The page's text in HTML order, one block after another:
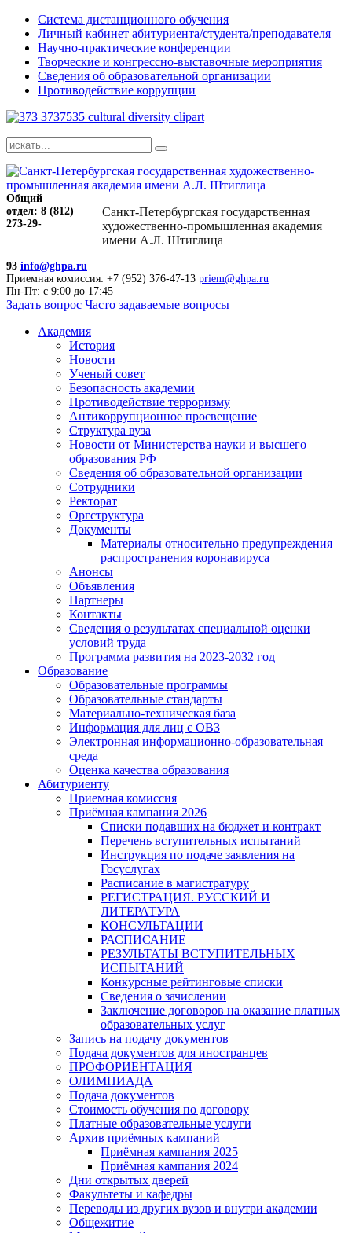
Система дистанционного обучения
Личный кабинет абитуриента/студента/преподавателя
Научно-практические конференции
Творческие и конгрессно-выставочные мероприятия
Сведения об образовательной организации
Противодействие коррупции
Санкт-Петербургская государственная
художественно-промышленная академия
имени А.Л. Штиглица
Общий
отдел: 8 (812)
273-29-
93 info@ghpa.ru
Приемная комиссия: +7 (952) 376-47-13 priem@ghpa.ru
Пн-Пт: с 9:00 до 17:45
Задать вопрос Часто задаваемые вопросы
Академия
История
Новости
Ученый совет
Безопасность академии
Противодействие терроризму
Антикоррупционное просвещение
Структура вуза
Новости от Министерства науки и высшего
образования РФ
Сведения об образовательной организации
Сотрудники
Ректорат
Оргструктура
Документы
Материалы относительно предупреждения
распространения коронавируса
Анонсы
Объявления
Партнеры
Контакты
Сведения о результатах специальной оценки
условий труда
Программа развития на 2023-2032 год
Образование
Образовательные программы
Образовательные стандарты
Материально-техническая база
Информация для лиц с ОВЗ
Электронная информационно-образовательная
среда
Оценка качества образования
Абитуриенту
Приемная комиссия
Приёмная кампания 2026
Списки подавших на бюджет и контракт
Перечень вступительных испытаний
Инструкция по подаче заявления на
Госуслугах
Расписание в магистратуру
РЕГИСТРАЦИЯ. РУССКИЙ И
ЛИТЕРАТУРА
КОНСУЛЬТАЦИИ
РАСПИСАНИЕ
РЕЗУЛЬТАТЫ ВСТУПИТЕЛЬНЫХ
ИСПЫТАНИЙ
Конкурсные рейтинговые списки
Сведения о зачислении
Заключение договоров на оказание платных
образовательных услуг
Запись на подачу документов
Подача документов для иностранцев
ПРОФОРИЕНТАЦИЯ
ОЛИМПИАДА
Подача документов
Стоимость обучения по договору
Платные образовательные услуги
Архив приёмных кампаний
Приёмная кампания 2025
Приёмная кампания 2024
Дни открытых дверей
Факультеты и кафедры
Переводы из других вузов и внутри академии
Общежитие